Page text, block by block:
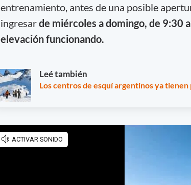
entrenamiento, antes de una posible
ingresarde miércoles a domingo, de 9:30
elevación funcionando.
Leé también
Los centros de esquí argentinos ya